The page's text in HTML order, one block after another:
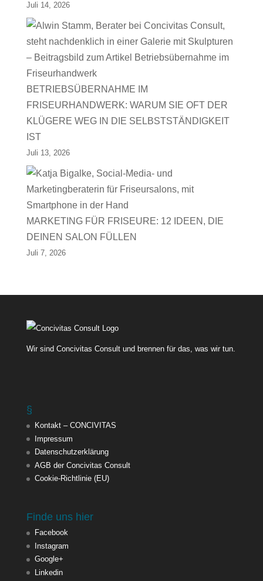
Juli 14, 2026
BETRIEBSÜBERNAHME IM
FRISEURHANDWERK: WARUM SIE OFT DER
KLÜGERE WEG IN DIE SELBSTSTÄNDIGKEIT
IST
Juli 13, 2026
MARKETING FÜR FRISEURE: 12 IDEEN, DIE
DEINEN SALON FÜLLEN
Juli 7, 2026
Wir sind Concivitas Consult und brennen für das, was wir tun.
§
Kontakt – CONCIVITAS
Impressum
Datenschutzerklärung
AGB der Concivitas Consult
Cookie-Richtlinie (EU)
Finde uns hier
Facebook
Instagram
Google+
Linkedin